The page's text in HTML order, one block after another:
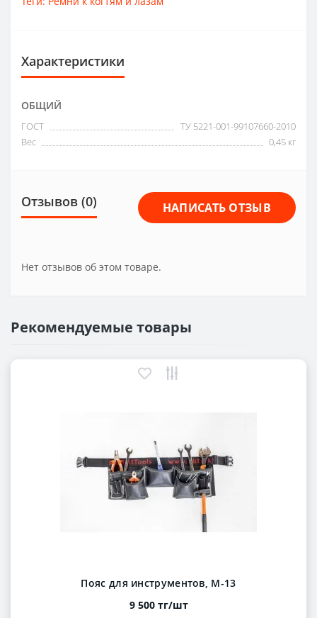
Характеристики
ОБЩИЙ
ГОСТ
ТУ 5221-001-99107660-2010
Вес
0,45 кг
Отзывов (0) НАПИСАТЬ ОТЗЫВ
Нет отзывов об этом товаре.
Рекомендуемые товары
Пояс для инструментов, М-13
9 500 тг/шт